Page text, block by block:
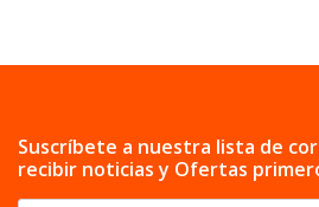
Suscríbete a nuestra lista de
recibir noticias y Ofertas